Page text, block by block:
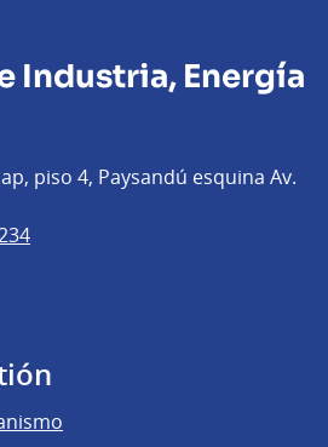
Industria, Energía
piso 4, Paysandú esquina Av.